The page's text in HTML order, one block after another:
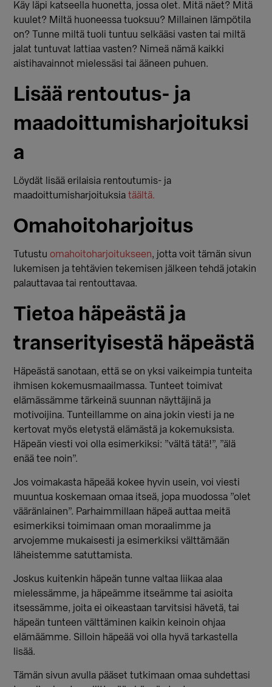
Käy läpi katseella huonetta, jossa olet. Mitä näet? Mitä
kuulet? Miltä huoneessa tuoksuu? Millainen lämpötila
on? Tunne miltä tuoli tuntuu selkääsi vasten tai miltä
jalat tuntuvat lattiaa vasten? Nimeä nämä kaikki
aistihavainnot mielessäsi tai ääneen puhuen.
Lisää rentoutus- ja
maadoittumisharjoituksi
a
Löydät lisää erilaisia rentoutumis- ja
maadoittumisharjoituksiatäältä.
Omahoitoharjoitus
Tutustuomahoitoharjoitukseen, jotta voit tämän sivun
lukemisen ja tehtävien tekemisen jälkeen tehdä jotakin
palauttavaa tai rentouttavaa.
Tietoa häpeästä ja
transerityisestä häpeästä
Häpeästä sanotaan, että se on yksi vaikeimpia tunteita
ihmisen kokemusmaailmassa. Tunteet toimivat
elämässämme tärkeinä suunnan näyttäjinä ja
motivoijina. Tunteillamme on aina jokin viesti ja ne
kertovat myös eletystä elämästä ja kokemuksista.
Häpeän viesti voi olla esimerkiksi: ”vältä tätä!”, ”älä
enää tee noin”.
Jos voimakasta häpeää kokee hyvin usein, voi viesti
muuntua koskemaan omaa itseä, jopa muodossa ”olet
vääränlainen”. Parhaimmillaan häpeä auttaa meitä
esimerkiksi toimimaan oman moraalimme ja
arvojemme mukaisesti ja esimerkiksi välttämään
läheistemme satuttamista.
Joskus kuitenkin häpeän tunne valtaa liikaa alaa
mielessämme, ja häpeämme itseämme tai asioita
itsessämme, joita ei oikeastaan tarvitsisi hävetä, tai
häpeän tunteen välttäminen kaikin keinoin ohjaa
elämäämme. Silloin häpeää voi olla hyvä tarkastella
lisää.
Tämän sivun avulla pääset tutkimaan omaa suhdettasi